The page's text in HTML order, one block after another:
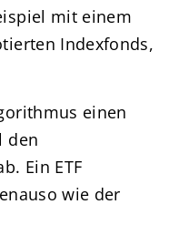
mit einem
Indexfonds,
einen
den
Ein ETF
wie der